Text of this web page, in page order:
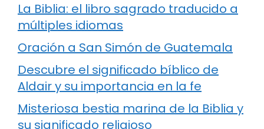
La Biblia: el libro sagrado traducido a
múltiples idiomas
Oración a San Simón de Guatemala
Descubre el significado bíblico de
Aldair y su importancia en la fe
Misteriosa bestia marina de la Biblia y
su significado religioso